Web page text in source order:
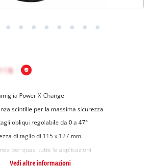
Power X-Change
scintille per la massima sicurezza
obliqui regolabile da 0 a 47°
di taglio di 115 x 127 mm
per quasi tutte le applicazioni
Vedi altre informazioni